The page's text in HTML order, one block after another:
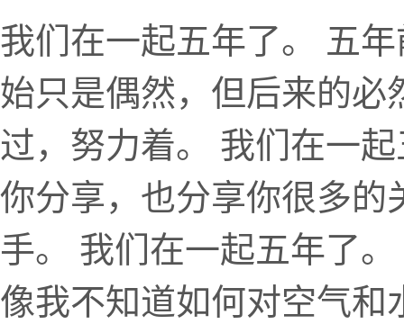
我们在一起五年了。 五
始只是偶然，但后来的必
过，努力着。 我们在一
你分享，也分享你很多的
手。 我们在一起五年了
像我不知道如何对空气和